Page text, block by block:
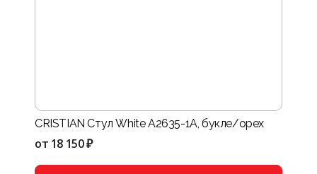
CRISTIAN Стул White A2635-1A, букле/орех
от 18 150 ₽